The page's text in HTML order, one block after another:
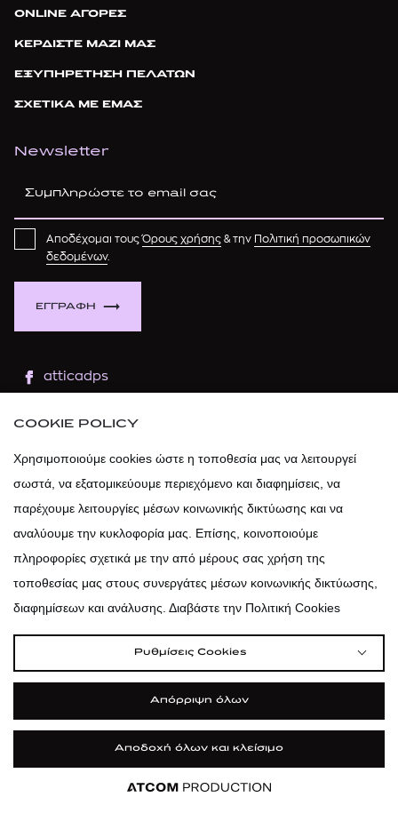
ONLINE ΑΓΟΡΕΣ
ΚΕΡΔΙΣΤΕ ΜΑΖΙ ΜΑΣ
ΕΞΥΠΗΡΕΤΗΣΗ ΠΕΛΑΤΩΝ
ΣΧΕΤΙΚΑ ΜΕ ΕΜΑΣ
Newsletter
ΕΓΓΡΑΦΗ
Αποδέχομαι τουςΌρους χρήσης & την Πολιτική προσωπικών
δεδομένων.
atticadps
atticaofficial |
Προστασία Προσωπικών Δεδομένων
COOKIE POLICY
Χρησιμοποιούμε cookies ώστε η τοποθεσία μας να λειτουργεί
σωστά, να εξατομικεύουμε περιεχόμενο και διαφημίσεις, να
παρέχουμε λειτουργίες μέσων κοινωνικής δικτύωσης και να
αναλύουμε την κυκλοφορία μας. Επίσης, κοινοποιούμε
πληροφορίες σχετικά με την από μέρους σας χρήση της
τοποθεσίας μας στους συνεργάτες μέσων κοινωνικής δικτύωσης,
διαφημίσεων και ανάλυσης. Διαβάστε την Πολιτική Cookies
Ρυθμίσεις Cookies
Απόρριψη όλων
Αποδοχή όλων και κλείσιμο